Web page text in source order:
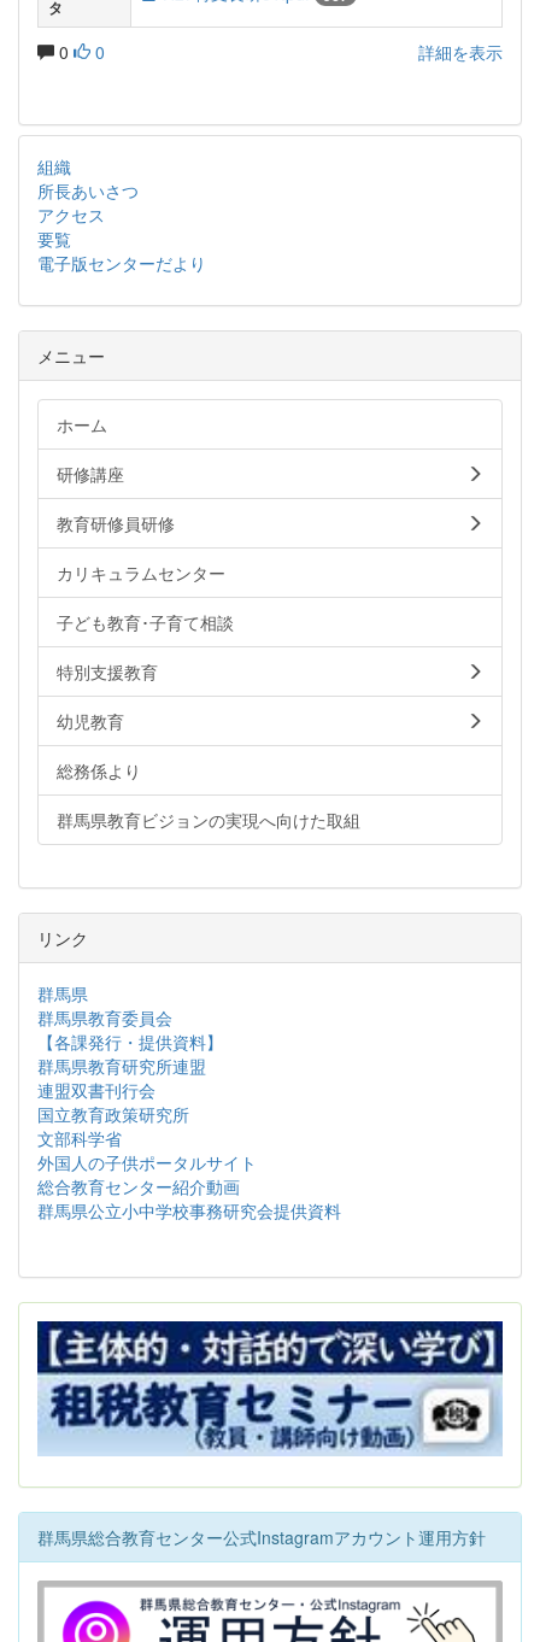
タ
0 0 詳細を表示
組織
所長あいさつ
アクセス
要覧
電子版センターだより
メニュー
ホーム
研修講座
教育研修員研修
カリキュラムセンター
子ども教育･子育て相談
特別支援教育
幼児教育
総務係より
群馬県教育ビジョンの実現へ向けた取組
リンク
群馬県
群馬県教育委員会
【各課発行・提供資料】
群馬県教育研究所連盟
連盟双書刊行会
国立教育政策研究所
文部科学省
外国人の子供ポータルサイト
総合教育センター紹介動画
群馬県公立小中学校事務研究会提供資料
群馬県総合教育センター公式Instagramアカウント運用方針